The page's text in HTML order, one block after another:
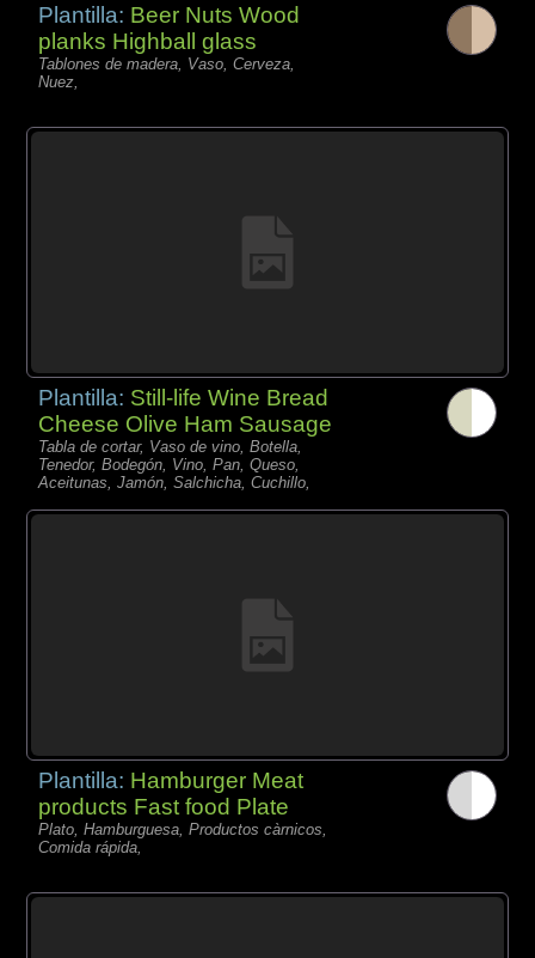
Plantilla: Beer Nuts Wood
planks Highball glass
Tablones de madera, Vaso, Cerveza,
Nuez,
Plantilla: Still-life Wine Bread
Cheese Olive Ham Sausage
Tabla de cortar, Vaso de vino, Botella,
Tenedor, Bodegón, Vino, Pan, Queso,
Aceitunas, Jamón, Salchicha, Cuchillo,
Plantilla: Hamburger Meat
products Fast food Plate
Plato, Hamburguesa, Productos càrnicos,
Comida rápida,